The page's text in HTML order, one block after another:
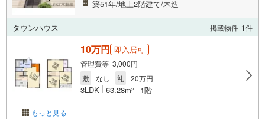
築51年/地上2階建て/木造
タウンハウス 掲載物件 1件
もっと見る
10万円 即入居可
管理費等 3,000円
敷
なし 礼 20万円
3LDK 63.28m2 1階